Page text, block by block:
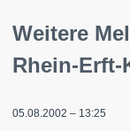
Weitere
Rhein-Erft-
05.08.2002 – 13:25